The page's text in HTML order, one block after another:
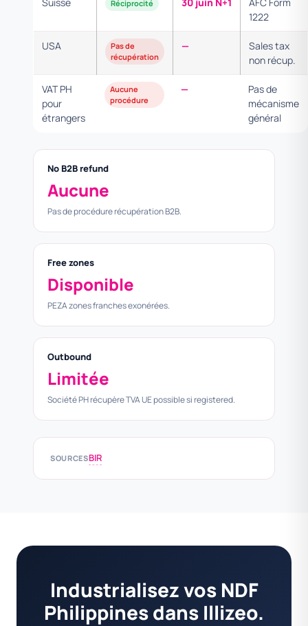
Réciprocité
1222
USA
Pas de
récupération
—
Sales tax
non récup.
VAT PH
pour
étrangers
Aucune
procédure
—
Pas de
mécanisme
général
No B2B refund
Aucune
Pas de procédure récupération B2B.
Free zones
Disponible
PEZA zones franches exonérées.
Outbound
Limitée
Société PH récupère TVA UE possible si registered.
SOURCESBIR
Industrialisez vos NDF
Philippines dans Illizeo.